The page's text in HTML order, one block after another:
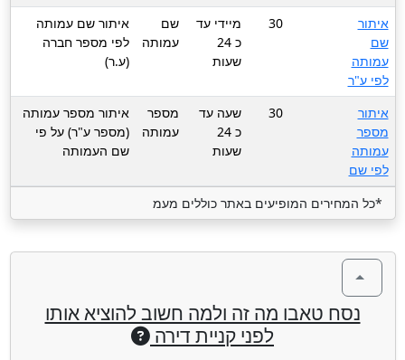
איתור
שם
עמותה
לפי ע"ר
30
מיידי עד
כ 24
שעות
שם
עמותה
איתור שם עמותה
לפי מספר חברה
(ע.ר)
איתור
מספר
עמותה
לפי שם
30
שעה עד
כ 24
שעות
מספר
עמותה
איתור מספר עמותה
(מספר ע"ר) על פי
שם העמותה
*כל המחירים המופיעים באתר כוללים מעמ
נסח טאבו מה זה ולמה חשוב להוציא אותו
לפני קניית דירה